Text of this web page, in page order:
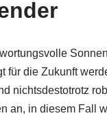
für die Zukunft
nichtsdestotrotz
an, in diesem Fall